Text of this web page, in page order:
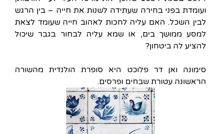
ועומדת בפני בחירה שעתידה לשנות את חייה – בין הרגש
לבין השכל. האם עליה לחכות לאהוב חייה שעומד לצאת
למסע ממושך בים, או שמא עליה לבחור בגבר שיכול
להציע לה ביטחון?
סימונה ואן דר פלוכט היא סופרת הולנדית מהשורה
הראשונה עטורת שבחים ופרסים.